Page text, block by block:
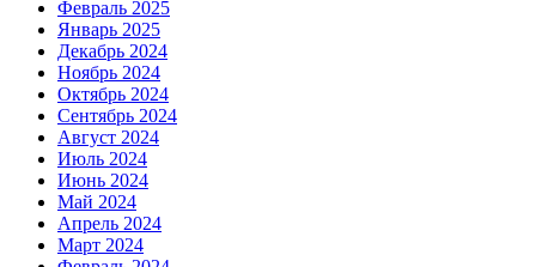
Февраль 2025
Январь 2025
Декабрь 2024
Ноябрь 2024
Октябрь 2024
Сентябрь 2024
Август 2024
Июль 2024
Июнь 2024
Май 2024
Апрель 2024
Март 2024